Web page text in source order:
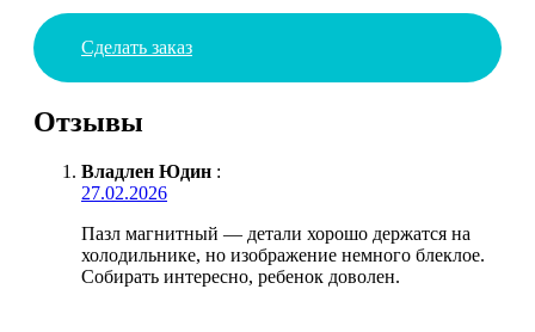
Сделать заказ
Отзывы
Владлен Юдин :
27.02.2026
Пазл магнитный — детали хорошо держатся на
холодильнике, но изображение немного блеклое.
Собирать интересно, ребенок доволен.